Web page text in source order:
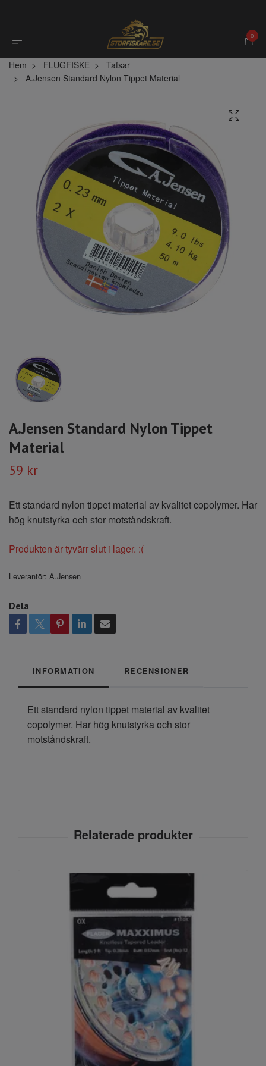
0
Hem FLUGFISKE
Tafsar
A.Jensen Standard Nylon Tippet Material
A.Jensen Standard Nylon Tippet
Material
59 kr
‎Ett standard nylon tippet material av kvalitet copolymer. Har
hög knutstyrka och stor motståndskraft.
Produkten är tyvärr slut i lager. :(
Leverantör: A.Jensen
Dela
INFORMATION RECENSIONER
‎Ett standard nylon tippet material av kvalitet
copolymer. Har hög knutstyrka och stor
motståndskraft.